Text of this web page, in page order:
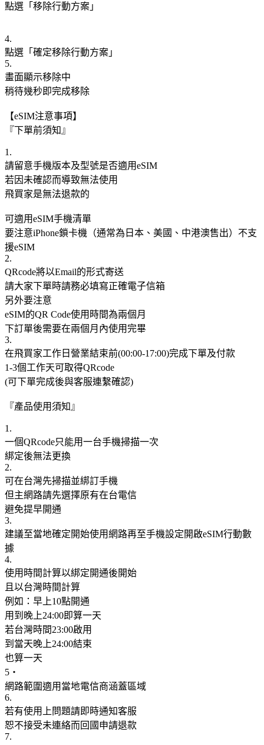
點選「移除行動方案」
4.
點選「確定移除行動方案」
5.
畫面顯示移除中
稍待幾秒即完成移除
【eSIM注意事項】
『下單前須知』
1.
請留意手機版本及型號是否適用eSIM
若因未確認而導致無法使用
飛買家是無法退款的
可適用eSIM手機清單
要注意iPhone鎖卡機（通常為日本、美國、中港澳售出）不支
援eSIM
2.
QRcode將以Email的形式寄送
請大家下單時請務必填寫正確電子信箱
另外要注意
eSIM的QR Code使用時間為兩個月
下訂單後需要在兩個月內使用完畢
3.
在飛買家工作日營業結束前(00:00-17:00)完成下單及付款
1-3個工作天可取得QRcode
(可下單完成後與客服連繫確認)
『產品使用須知』
1.
一個QRcode只能用一台手機掃描一次
綁定後無法更換
2.
可在台灣先掃描並綁訂手機
但主網路請先選擇原有在台電信
避免提早開通
3.
建議至當地確定開始使用網路再至手機設定開啟eSIM行動數
據
4.
使用時間計算以綁定開通後開始
且以台灣時間計算
例如：早上10點開通
用到晚上24:00即算一天
若台灣時間23:00啟用
到當天晚上24:00結束
也算一天
5‧
網路範圍適用當地電信商涵蓋區域
6.
若有使用上問題請即時通知客服
恕不接受未連絡而回國申請退款
7.